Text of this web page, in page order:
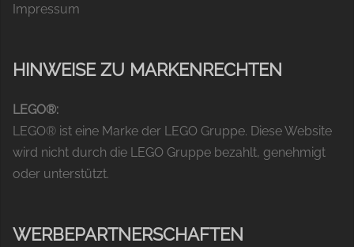
Impressum
HINWEISE ZU MARKENRECHTEN
LEGO®:
LEGO® ist eine Marke der LEGO Gruppe. Diese Website
wird nicht durch die LEGO Gruppe bezahlt, genehmigt
oder unterstützt.
WERBEPARTNERSCHAFTEN